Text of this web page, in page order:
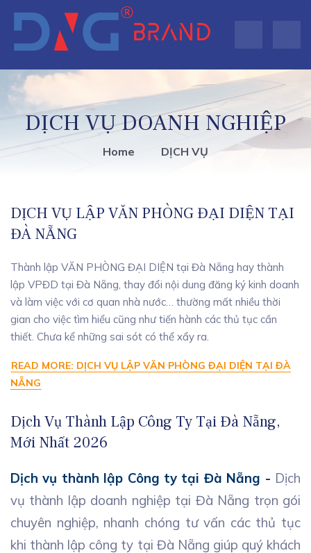
DỊCH VỤ DOANH NGHIỆP
Home DỊCH VỤ
DỊCH VỤ LẬP VĂN PHÒNG ĐẠI DIỆN TẠI
ĐÀ NẴNG
Thành lập VĂN PHÒNG ĐẠI DIỆN tại Đà Nẵng hay thành
lập VPĐD tại Đà Nẵng, thay đổi nội dung đăng ký kinh doanh
và làm việc với cơ quan nhà nước… thường mất nhiều thời
gian cho việc tìm hiểu cũng như tiến hành các thủ tục cần
thiết. Chưa kể những sai sót có thể xẩy ra.
READ MORE: DỊCH VỤ LẬP VĂN PHÒNG ĐẠI DIỆN TẠI ĐÀ
NẴNG
Dịch Vụ Thành Lập Công Ty Tại Đà Nẵng,
Mới Nhất 2026
Dịch vụ thành lập Công ty tại Đà Nẵng - Dịch
vụ thành lập doanh nghiệp tại Đà Nẵng trọn gói
chuyên nghiệp, nhanh chóng tư vấn các thủ tục
khi thành lập công ty tại Đà Nẵng giúp quý khách